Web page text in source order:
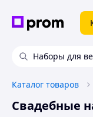
Наборы для
Каталог товаров
Свадебные